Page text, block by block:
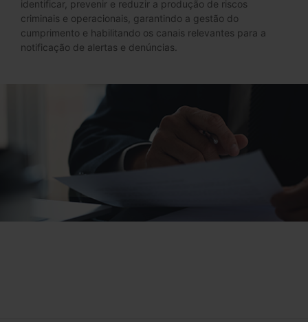
identificar, prevenir e reduzir a produção de riscos
criminais e operacionais, garantindo a gestão do
cumprimento e habilitando os canais relevantes para a
notificação de alertas e denúncias.